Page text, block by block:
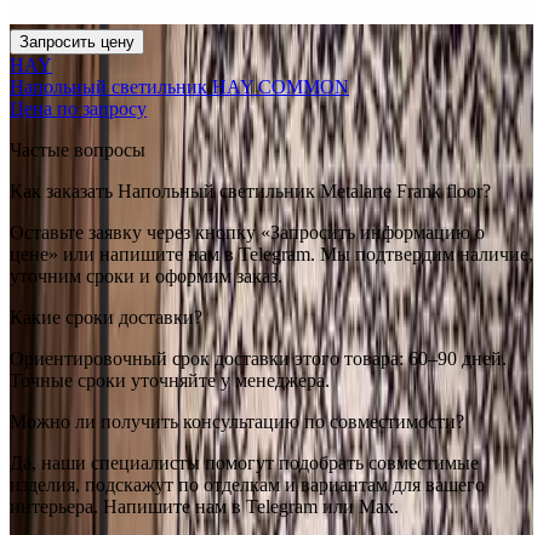
Запросить цену
HAY
Напольный светильник HAY COMMON
Цена по запросу
Частые вопросы
Как заказать Напольный светильник Metalarte Frank floor?
Оставьте заявку через кнопку «Запросить информацию о
цене» или напишите нам в Telegram. Мы подтвердим наличие,
уточним сроки и оформим заказ.
Какие сроки доставки?
Ориентировочный срок доставки этого товара: 60–90 дней.
Точные сроки уточняйте у менеджера.
Можно ли получить консультацию по совместимости?
Да, наши специалисты помогут подобрать совместимые
изделия, подскажут по отделкам и вариантам для вашего
интерьера. Напишите нам в Telegram или Max.